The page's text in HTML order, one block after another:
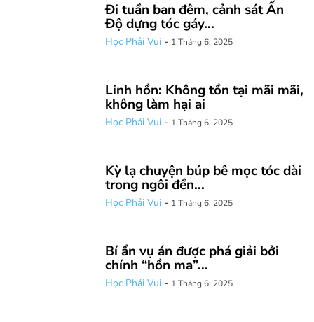
Đi tuần ban đêm, cảnh sát Ấn
Độ dựng tóc gáy...
Học Phải Vui - 1 Tháng 6, 2025
Linh hồn: Không tồn tại mãi mãi,
không làm hại ai
Học Phải Vui - 1 Tháng 6, 2025
Kỳ lạ chuyện búp bê mọc tóc dài
trong ngôi đền...
Học Phải Vui - 1 Tháng 6, 2025
Bí ẩn vụ án được phá giải bởi
chính “hồn ma”...
Học Phải Vui - 1 Tháng 6, 2025